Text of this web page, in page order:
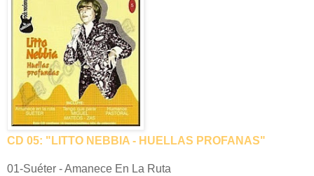
CD 05: "LITTO NEBBIA - HUELLAS PROFANAS"
01-Suéter - Amanece En La Ruta